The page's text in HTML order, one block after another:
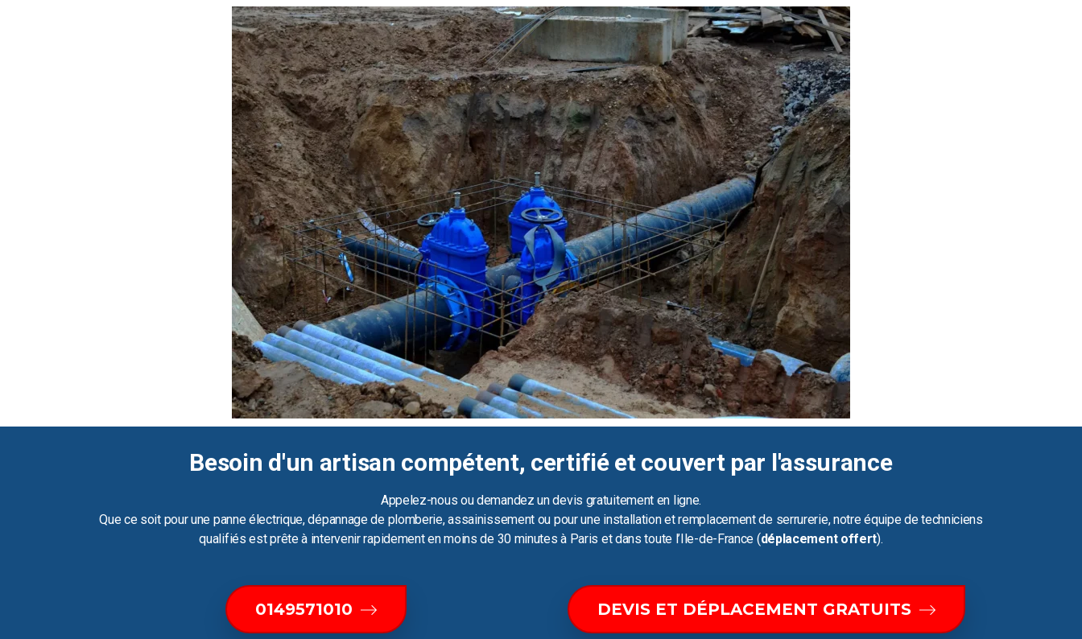
Besoin d'un artisan compétent, certifié et couvert par l'assurance
Appelez-nous ou demandez un devis gratuitement en ligne.
Que ce soit pour une panne électrique, dépannage de plomberie, assainissement ou pour une installation et remplacement de serrurerie, notre équipe de techniciens
qualifiés est prête à intervenir rapidement en moins de 30 minutes à Paris et dans toute l’Ile-de-France (déplacement offert).
0149571010 DEVIS ET DÉPLACEMENT GRATUITS